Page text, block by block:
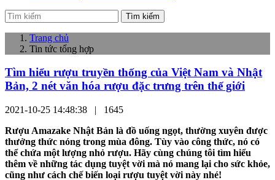
Tìm kiếm
Trang chủ
Tin tức tổng hợp
Tìm hiểu rượu truyền thống của Việt Nam và Nhật
Bản, 2 nét văn hóa rượu đặc trưng trên thế giới
2021-10-25 14:48:38 | 1645
Rượu Amazake Nhật Bản là đồ uống ngọt, thường xuyên được
thưởng thức nóng trong mùa đông. Tùy vào công thức, nó có
thể chứa một lượng nhỏ rượu. Hãy cùng chúng tôi tìm hiểu
thêm về những tác dụng tuyệt vời mà nó mang lại cho sức khỏe,
cũng như cách chế biến loại rượu tuyệt vời này nhé!